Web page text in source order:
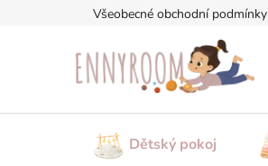
Všeobecné obchodní podmínky
Dětský pokoj